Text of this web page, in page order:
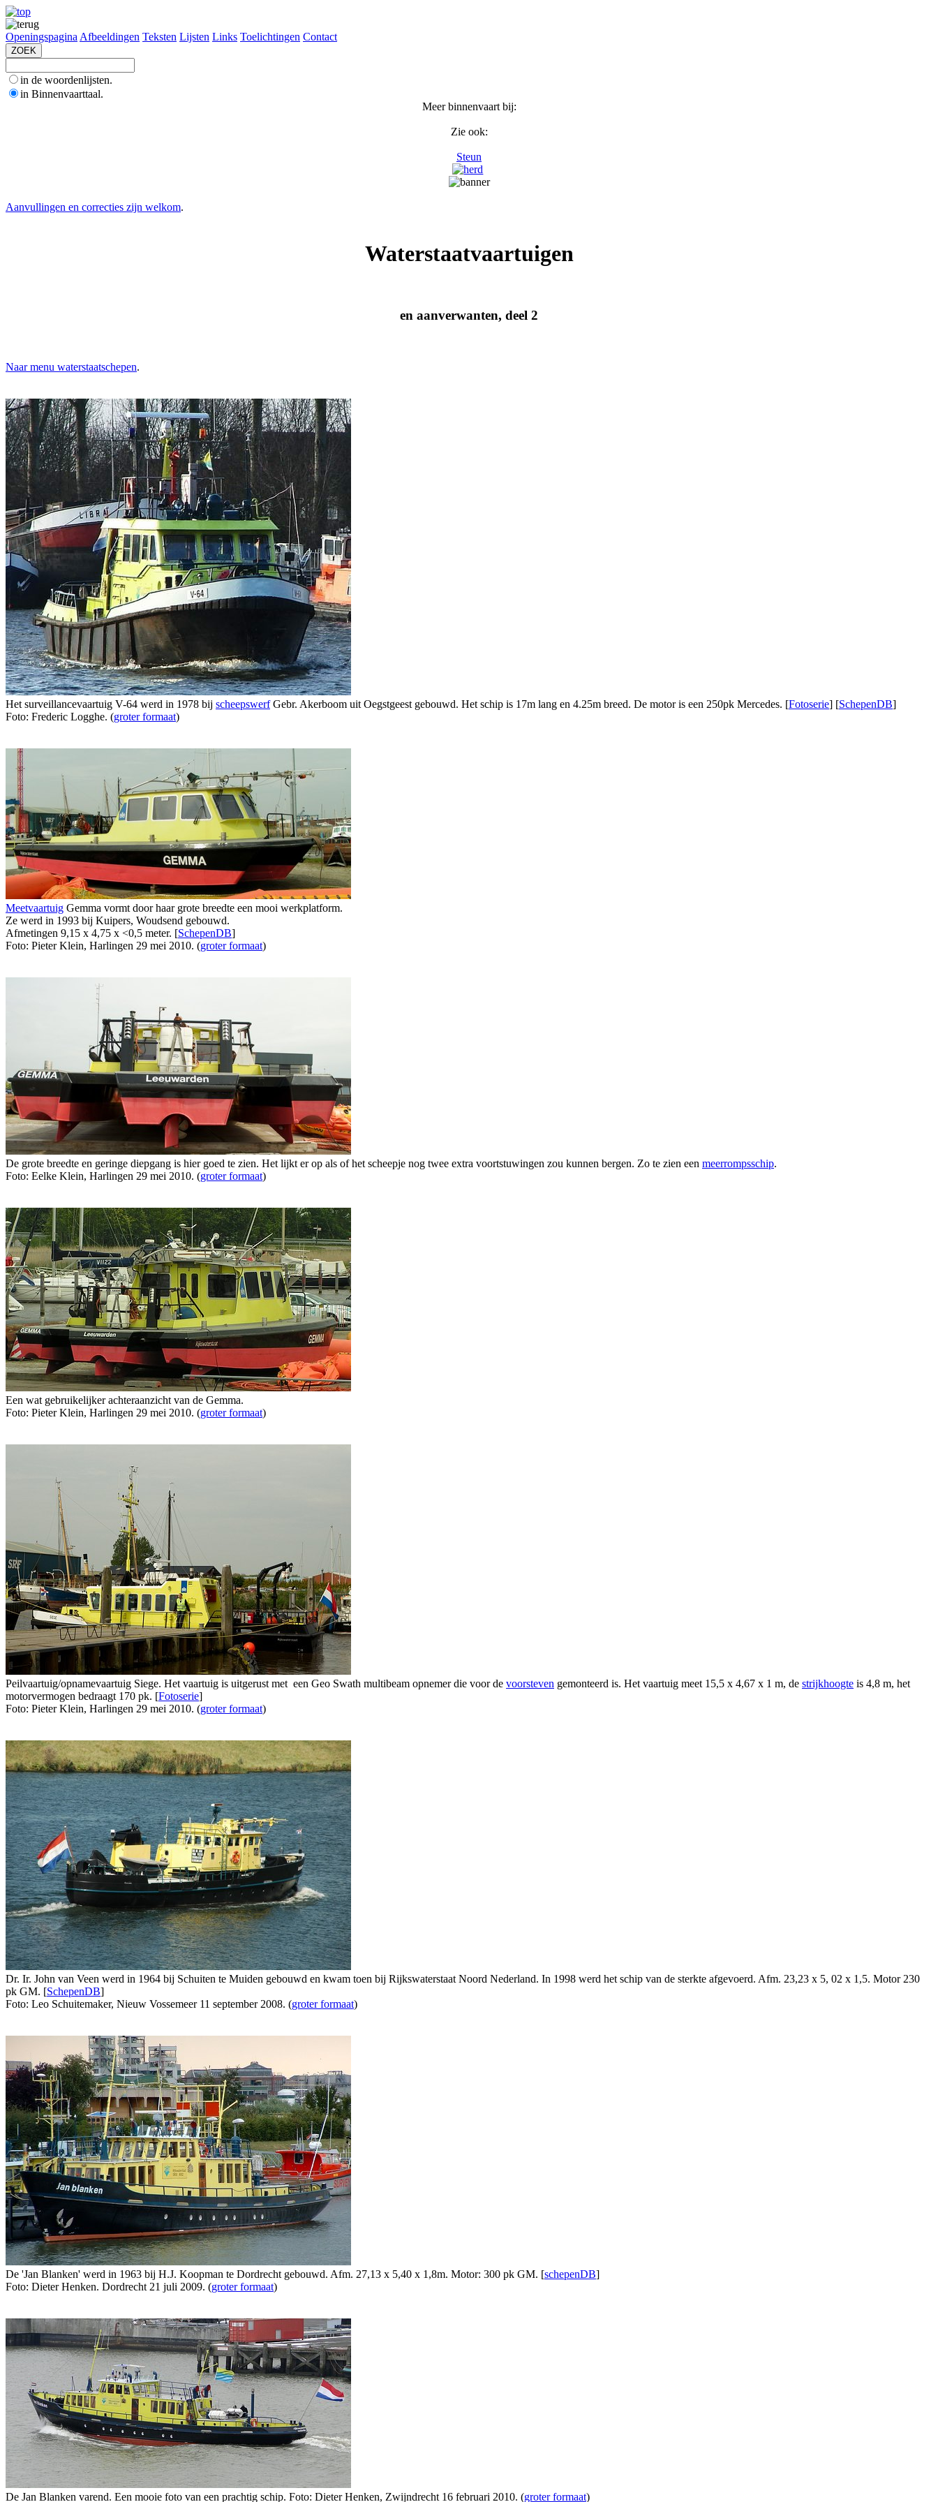
Openingspagina Afbeeldingen Teksten Lijsten Links Toelichtingen Contact
in de woordenlijsten.
in Binnenvaarttaal.
Meer binnenvaart bij:
Zie ook:
Steun
Aanvullingen en correcties zijn welkom.
Waterstaatvaartuigen
en aanverwanten, deel 2
Naar menu waterstaatschepen.
Het surveillancevaartuig V-64 werd in 1978 bij scheepswerfGebr. Akerboom uit Oegstgeest gebouwd. Het schip is 17m lang en 4.25m breed. De motor is een 250pk Mercedes. [Fotoserie] [SchepenDB]
Foto: Frederic Logghe. (groter formaat)
Meetvaartuig Gemma vormt door haar grote breedte een mooi werkplatform.
Ze werd in 1993 bij Kuipers, Woudsend gebouwd.
Afmetingen 9,15 x 4,75 x <0,5 meter. [SchepenDB]
Foto: Pieter Klein, Harlingen 29 mei 2010. (groter formaat)
De grote breedte en geringe diepgang is hier goed te zien. Het lijkt er op als of het scheepje nog twee extra voortstuwingen zou kunnen bergen. Zo te zien een meerrompsschip.
Foto: Eelke Klein, Harlingen 29 mei 2010. (groter formaat)
Een wat gebruikelijker achteraanzicht van de Gemma.
Foto: Pieter Klein, Harlingen 29 mei 2010. (groter formaat)
Peilvaartuig/opnamevaartuig Siege. Het vaartuig is uitgerust met een Geo Swath multibeam opnemer die voor de voorsteven gemonteerd is. Het vaartuig meet 15,5 x 4,67 x 1 m, de strijkhoogte is 4,8 m, het
motorvermogen bedraagt 170 pk. [Fotoserie]
Foto: Pieter Klein, Harlingen 29 mei 2010. (groter formaat)
Dr. Ir. John van Veen werd in 1964 bij Schuiten te Muiden gebouwd en kwam toen bij Rijkswaterstaat Noord Nederland. In 1998 werd het schip van de sterkte afgevoerd. Afm. 23,23 x 5, 02 x 1,5. Motor 230
pk GM. [SchepenDB]
Foto: Leo Schuitemaker, Nieuw Vossemeer 11 september 2008. (groter formaat)
De 'Jan Blanken' werd in 1963 bij H.J. Koopman te Dordrecht gebouwd. Afm. 27,13 x 5,40 x 1,8m. Motor: 300 pk GM. [schepenDB]
Foto: Dieter Henken. Dordrecht 21 juli 2009. (groter formaat)
De Jan Blanken varend. Een mooie foto van een prachtig schip. Foto: Dieter Henken, Zwijndrecht 16 februari 2010. (groter formaat)